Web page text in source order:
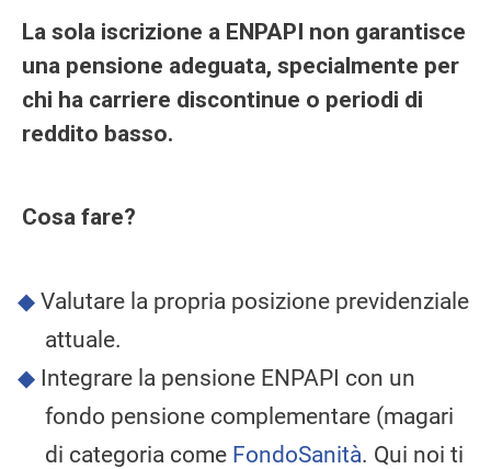
La sola iscrizione a ENPAPI non garantisce
una pensione adeguata, specialmente per
chi ha carriere discontinue o periodi di
reddito basso.
Cosa fare?
Valutare la propria posizione previdenziale
attuale.
Integrare la pensione ENPAPI con un
fondo pensione complementare (magari
di categoria come FondoSanità. Qui noi ti